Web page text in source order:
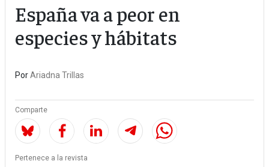
España va a peor en
especies y hábitats
PorAriadna Trillas
Comparte
Pertenece a la revista